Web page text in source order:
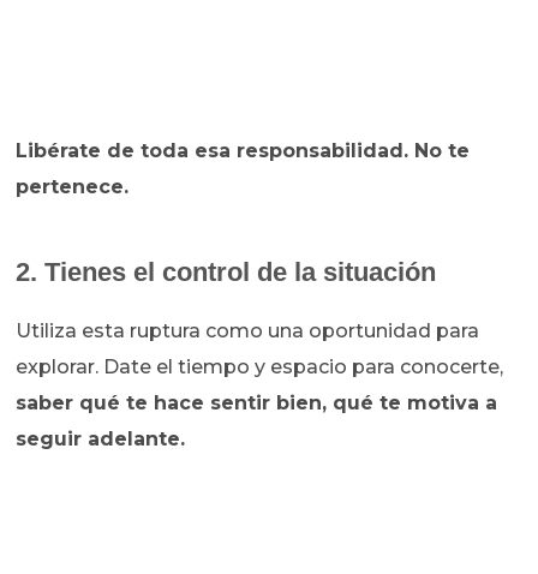
Libérate de toda esa responsabilidad. No te
pertenece.
2. Tienes el control de la situación
Utiliza esta ruptura como una oportunidad para
explorar. Date el tiempo y espacio para conocerte,
saber qué te hace sentir bien, qué te motiva a
seguir adelante.